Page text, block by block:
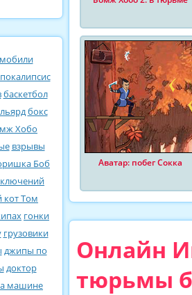
баскетбол
бокс
Хобо
взрывы
Боб
кот Том
гонки
грузовики
джипы по
доктор
машине
Аватар: побег Сокка
Онлайн
тюрьмы